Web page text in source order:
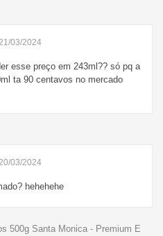
03/2024
esse preço em 243ml?? só pq a
ta 90 centavos no mercado
03/2024
hehehehe
500g Santa Monica - Premium E